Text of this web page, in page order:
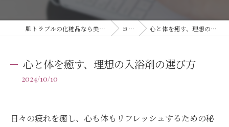
肌トラブルの化粧品なら美材屋EST株式会社 コラム 心と体を癒す、理想の入浴剤の選び方
心と体を癒す、理想の入浴剤の選び方
2024/10/10
日々の疲れを癒し、心も体もリフレッシュするための秘